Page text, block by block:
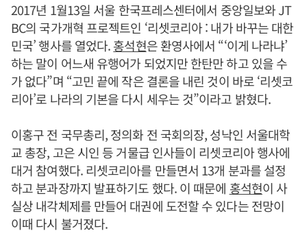
2017년 1월13일 서울 한국프레스센터에서 중앙일보와 JT
BC의 국가개혁 프로젝트인 ‘리셋코리아 : 내가 바꾸는 대한
민국’ 행사를 열었다.홍석현은 환영사에서 “‘이게 나라냐’
하는 말이 어느새 유행어가 되었지만 한탄만 하고 있을 수
가 없다”며 “고민 끝에 작은 결론을 내린 것이 바로 ‘리셋코
리아’로 나라의 기본을 다시 세우는 것”이라고 밝혔다.
이홍구 전 국무총리, 정의화 전 국회의장, 성낙인 서울대학
교 총장, 고은 시인 등 거물급 인사들이 리셋코리아 행사에
대거 참여했다. 리셋코리아를 만들면서 13개 분과를 설정
하고 분과장까지 발표하기도 했다. 이 때문에 홍석현이 사
실상 내각체제를 만들어 대권에 도전할 수 있다는 전망이
이때 다시 불거졌다.